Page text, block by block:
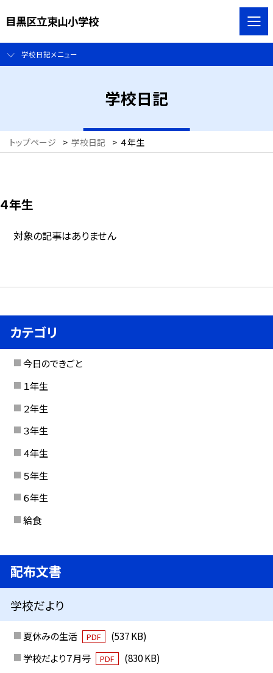
目黒区立東山小学校
学校日記メニュー
学校日記
トップページ > 学校日記 > ４年生
４年生
対象の記事はありません
カテゴリ
今日のできごと
１年生
２年生
３年生
４年生
５年生
６年生
給食
配布文書
学校だより
夏休みの生活 PDF
(537 KB)
学校だより７月号
PDF
(830 KB)